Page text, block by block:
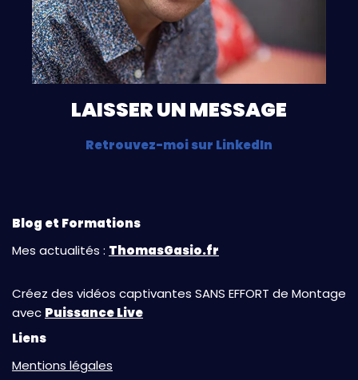
LAISSER UN MESSAGE
Retrouvez-moi sur LinkedIn
Blog et Formations
Mes actualités : ThomasGasio.fr
Créez des vidéos captivantes SANS EFFORT de Montage
avec Puissance Live
Liens
Mentions légales